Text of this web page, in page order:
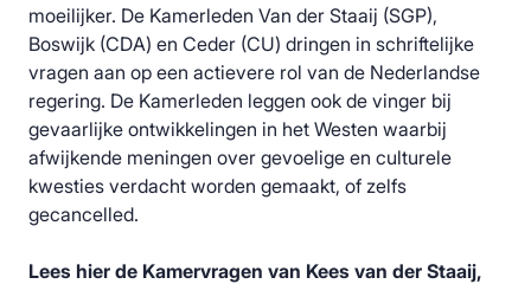
moeilijker. De Kamerleden Van der Staaij (SGP),
Boswijk (CDA) en Ceder (CU) dringen in schriftelijke
vragen aan op een actievere rol van de Nederlandse
regering. De Kamerleden leggen ook de vinger bij
gevaarlijke ontwikkelingen in het Westen waarbij
afwijkende meningen over gevoelige en culturele
kwesties verdacht worden gemaakt, of zelfs
gecancelled.
Lees hier de Kamervragen van Kees van der Staaij,